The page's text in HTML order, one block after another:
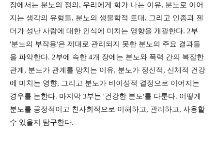
장에서는 분노의 정의, 우리에게 화가 나는 이유, 분노로 이어
지는 생각의 유형들, 분노의 생물학적 토대, 그리고 인종과 젠
더가 성난 사람에 대한 인식에 미치는 영향을 개괄한다. 2부
'분노의 부작용'은 제대로 관리되지 못한 분노의 주요 결과들
을 파악한다. 2부에 속한 4개 장에는 분노와 폭력 간의 복잡한
관계, 분노가 관계를 망치는 이유, 분노가 정신적, 신체적 건강
에 미치는 영향, 그리고 분노가 비이성적 결정으로 이어지는
경우를 논한다. 마지막 3부는 '건강한 분노'를 다룬다. 어떻게
분노를 긍정적이고 친사회적으로 이해하고, 관리하고, 사용할
수 있을지 탐구한다.